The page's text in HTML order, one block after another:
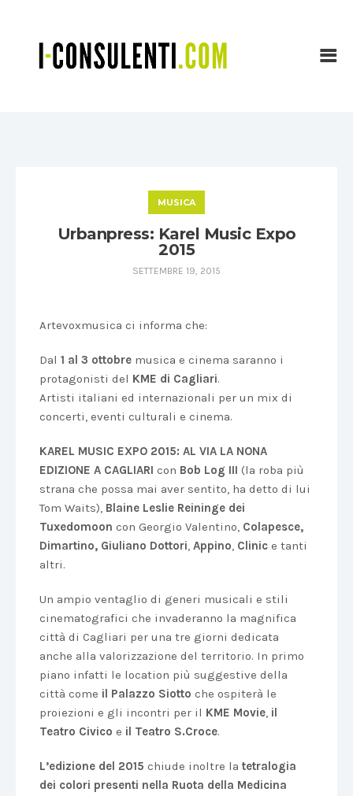
MUSICA
Urbanpress: Karel Music Expo
2015
SETTEMBRE 19, 2015
Artevoxmusica ci informa che:
Dal 1 al 3 ottobre musica e cinema saranno i
protagonisti del KME di Cagliari.
Artisti italiani ed internazionali per un mix di
concerti, eventi culturali e cinema.
KAREL MUSIC EXPO 2015: AL VIA LA NONA
EDIZIONE A CAGLIARI con Bob Log III (la roba più
strana che possa mai aver sentito, ha detto di lui
Tom Waits), Blaine Leslie Reininge dei
Tuxedomoon con Georgio Valentino, Colapesce,
Dimartino, Giuliano Dottori, Appino, Clinic e tanti
altri.
Un ampio ventaglio di generi musicali e stili
cinematografici che invaderanno la magnifica
città di Cagliari per una tre giorni dedicata
anche alla valorizzazione del territorio. In primo
piano infatti le location più suggestive della
città come il Palazzo Siotto che ospiterà le
proiezioni e gli incontri per il KME Movie, il
Teatro Civico e il Teatro S.Croce.
L’edizione del 2015 chiude inoltre la tetralogia
dei colori presenti nella Ruota della Medicina